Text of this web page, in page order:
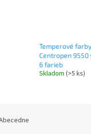
Temperové farby
Centropen 9550
6 farieb
Skladom (>5 ks)